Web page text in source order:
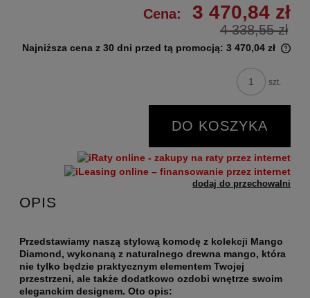
Cena: 3 470,84 zł
4 338,55 zł
Najniższa cena z 30 dni przed tą promocją: 3 470,04 zł
szt.
DO KOSZYKA
dodaj do przechowalni
OPIS
Przedstawiamy naszą stylową komodę z kolekcji Mango
Diamond, wykonaną z naturalnego drewna mango, która
nie tylko będzie praktycznym elementem Twojej
przestrzeni, ale także dodatkowo ozdobi wnętrze swoim
eleganckim designem. Oto opis: